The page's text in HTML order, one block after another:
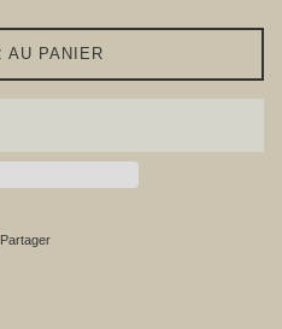
AU PANIER
PartagerPartager sur Facebook